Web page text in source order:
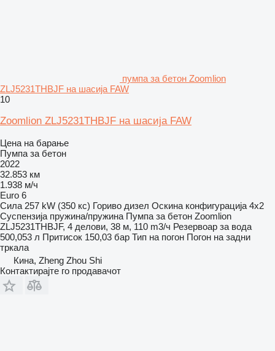
пумпа за бетон Zoomlion
ZLJ5231THBJF на шасија FAW
10
Zoomlion ZLJ5231THBJF на шасија FAW
Цена на барање
Пумпа за бетон
2022
32.853 км
1.938 м/ч
Euro 6
Сила 257 kW (350 кс) Гориво дизел Оскина конфигурација 4x2
Суспензија пружина/пружина Пумпа за бетон Zoomlion
ZLJ5231THBJF, 4 делови, 38 м, 110 m3/ч Резервоар за вода
500,053 л Притисок 150,03 бар Тип на погон Погон на задни
тркала
Кина, Zheng Zhou Shi
Контактирајте го продавачот